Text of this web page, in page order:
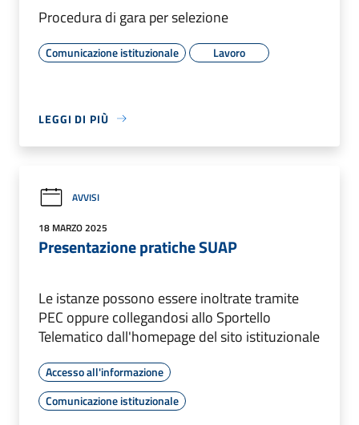
Procedura di gara per selezione
Comunicazione istituzionale Lavoro
LEGGI DI PIÙ
AVVISI
18 MARZO 2025
Presentazione pratiche SUAP
Le istanze possono essere inoltrate tramite
PEC oppure collegandosi allo Sportello
Telematico dall'homepage del sito istituzionale
Accesso all'informazione
Comunicazione istituzionale